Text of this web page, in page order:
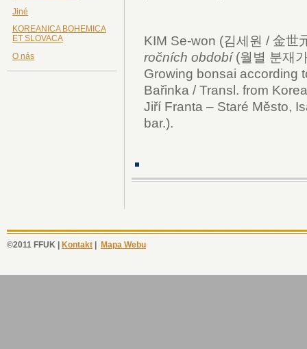
Jiné
KOREANICA BOHEMICA
ET SLOVACA
O nás
KIM Se-won (김세원 / 金世
ročních období(월별 분재
Growing bonsai according
Bařinka / Transl. from
Jiří Franta – Staré Město,
bar.).
©2011 FFUK | Kontakt | Mapa Webu